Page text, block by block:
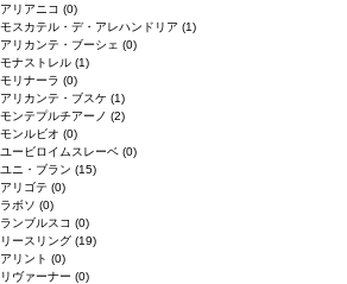
アリアニコ (0)
モスカテル・デ・アレハンドリア (1)
アリカンテ・ブーシェ (0)
モナストレル (1)
モリナーラ (0)
アリカンテ・ブスケ (1)
モンテプルチアーノ (2)
モンルビオ (0)
ユービロイムスレーベ (0)
ユニ・ブラン (15)
アリゴテ (0)
ラボソ (0)
ランブルスコ (0)
リースリング (19)
アリント (0)
リヴァーナー (0)